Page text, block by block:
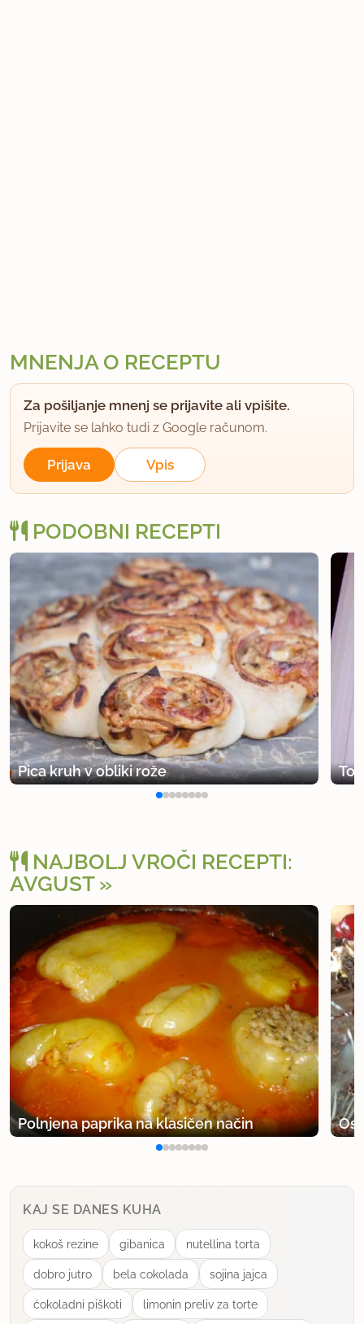
MNENJA O RECEPTU
Za pošiljanje mnenj se prijavite ali vpišite.
Prijavite se lahko tudi z Google računom.
Prijava Vpis
PODOBNI RECEPTI
Pica kruh v obliki rože
NAJBOLJ VROČI RECEPTI:
AVGUST
Polnjena paprika na klasičen način
KAJ SE DANES KUHA
kokoš rezine gibanica nutellina torta
dobro jutro bela cokolada sojina jajca
ćokoladni piškoti limonin preliv za torte